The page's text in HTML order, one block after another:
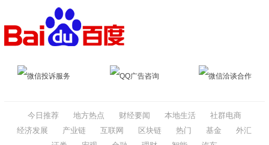
微信投诉服务 QQ广告咨询 微信洽谈合作
今日推荐 地方热点 财经要闻 本地生活
社群电商
经济发展
产业链 互联网 区块链 热门 基金
外汇